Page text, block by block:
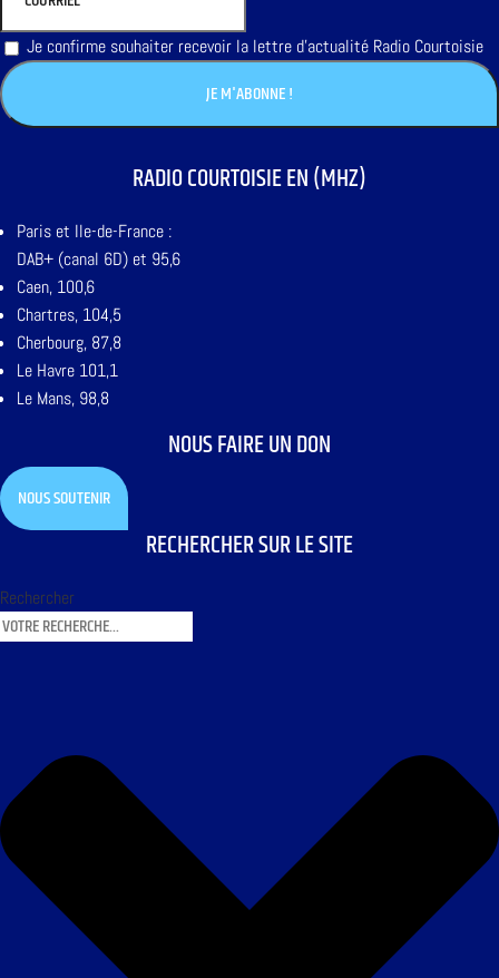
Je confirme souhaiter recevoir la lettre d'actualité Radio Courtoisie
RADIO COURTOISIE EN (MHZ)
Paris et Ile-de-France :
DAB+ (canal 6D) et 95,6
Caen, 100,6
Chartres, 104,5
Cherbourg, 87,8
Le Havre 101,1
Le Mans, 98,8
NOUS FAIRE UN DON
NOUS SOUTENIR
RECHERCHER SUR LE SITE
Rechercher